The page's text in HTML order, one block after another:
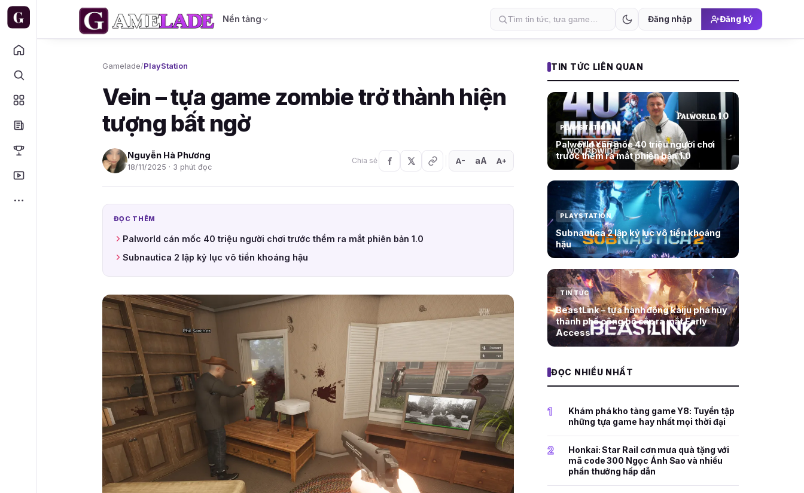
Nền tảng Đăng nhập Đăng ký
Gamelade/PlayStation
Vein – tựa game zombie trở thành hiện
tượng bất ngờ
Nguyễn Hà Phương
18/11/2025 · 3 phút đọc
Chia sẻ A− aA A+
ĐỌC THÊM
Palworld cán mốc 40 triệu người chơi trước thềm ra mắt phiên bản 1.0
Subnautica 2 lập kỷ lục vô tiền khoáng hậu
TIN TỨC LIÊN QUAN
PLAYSTATION
Palworld cán mốc 40 triệu người chơi
trước thềm ra mắt phiên bản 1.0
PLAYSTATION
Subnautica 2 lập kỷ lục vô tiền khoáng
hậu
TIN TỨC
BeastLink – tựa hành động kaiju phá hủy
thành phố công bố sắp ra mắt Early
Access
ĐỌC NHIỀU NHẤT
1
Khám phá kho tàng game Y8: Tuyển tập
những tựa game hay nhất mọi thời đại
2
Honkai: Star Rail cơn mưa quà tặng với
mã code 300 Ngọc Ánh Sao và nhiều
phần thưởng hấp dẫn